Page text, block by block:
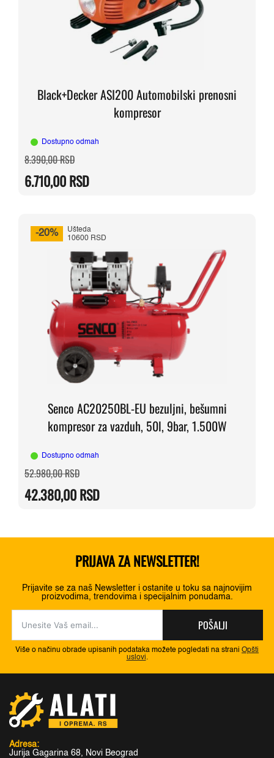
Black+Decker ASI200 Automobilski prenosni
kompresor
Dostupno odmah
8.390,00RSDOriginalna
cena
bila:
8.390,00 RSD.
6.710,00RSD
Trenutna
cena
6.710,00 RSD.
-20%
Ušteda
10600 RSD
Senco AC20250BL-EU bezuljni, bešumni
kompresor za vazduh, 50l, 9bar, 1.500W
Dostupno odmah
52.980,00RSDOriginalna
cena
bila:
52.980,00 RSD.
42.380,00RSD
Trenutna
cena
42.380,00 RSD.
PRIJAVA ZA NEWSLETTER!
Prijavite se za naš Newsletter i ostanite u toku sa najnovijim
proizvodima, trendovima i specijalnim ponudama.
POŠALJI
Više o načinu obrade upisanih podataka možete pogledati na strani Opšti
uslovi .
Adresa:
Jurija Gagarina 68, Novi Beograd